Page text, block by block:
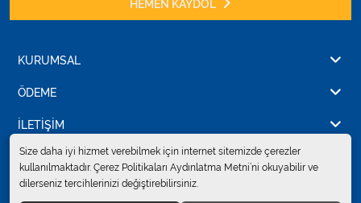
HEMEN KAYDOL
KURUMSAL
ÖDEME
İLETİŞİM
© 2024Erkent Sağlık Ürünleri Pazarlama San.ve Tic. Ltd.Şti.
Size daha iyi hizmet verebilmek için internet sitemizde çerezler
kullanılmaktadır. Çerez Politikaları Aydınlatma Metni’ni okuyabilir ve
dilerseniz tercihlerinizi değiştirebilirsiniz.